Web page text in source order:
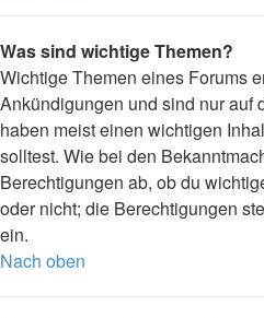
Was sind wichtige Themen?
Wichtige Themen eines Forums
Ankündigungen und sind nur auf
haben meist einen wichtigen
solltest. Wie bei den
Berechtigungen ab, ob du
oder nicht; die Berechtigungen
ein.
Nach oben